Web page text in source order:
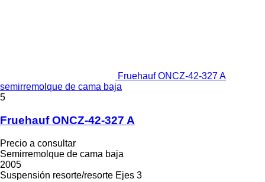
Fruehauf ONCZ-42-327 A
semirremolque de cama baja
5
Fruehauf ONCZ-42-327 A
Precio a consultar
Semirremolque de cama baja
2005
Suspensión resorte/resorte Ejes 3